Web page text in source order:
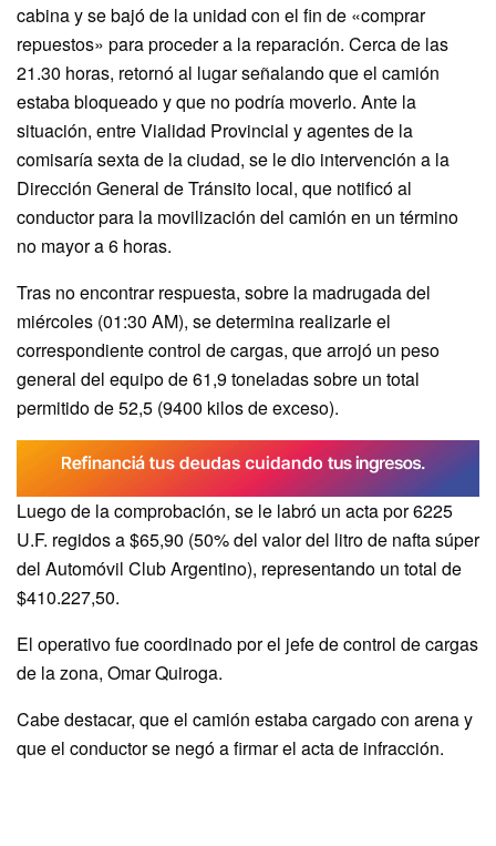
cabina y se bajó de la unidad con el fin de «comprar
repuestos» para proceder a la reparación. Cerca de las
21.30 horas, retornó al lugar señalando que el camión
estaba bloqueado y que no podría moverlo. Ante la
situación, entre Vialidad Provincial y agentes de la
comisaría sexta de la ciudad, se le dio intervención a la
Dirección General de Tránsito local, que notificó al
conductor para la movilización del camión en un término
no mayor a 6 horas.
Tras no encontrar respuesta, sobre la madrugada del
miércoles (01:30 AM), se determina realizarle el
correspondiente control de cargas, que arrojó un peso
general del equipo de 61,9 toneladas sobre un total
permitido de 52,5 (9400 kilos de exceso).
Luego de la comprobación, se le labró un acta por 6225
U.F. regidos a $65,90 (50% del valor del litro de nafta súper
del Automóvil Club Argentino), representando un total de
$410.227,50.
El operativo fue coordinado por el jefe de control de cargas
de la zona, Omar Quiroga.
Cabe destacar, que el camión estaba cargado con arena y
que el conductor se negó a firmar el acta de infracción.